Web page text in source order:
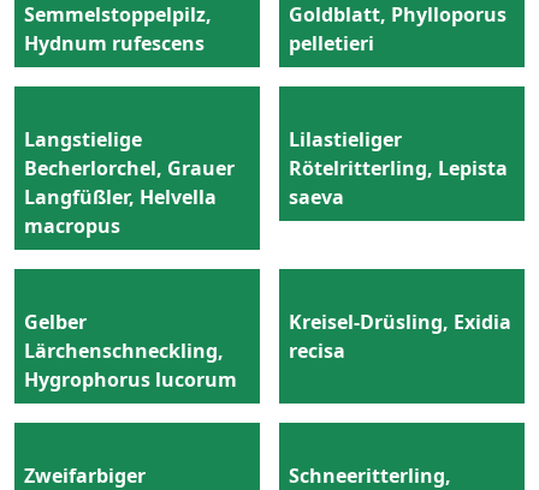
Semmelstoppelpilz,
Hydnum rufescens
Goldblatt, Phylloporus
pelletieri
Langstielige
Becherlorchel, Grauer
Langfüßler, Helvella
macropus
Lilastieliger
Rötelritterling, Lepista
saeva
Gelber
Lärchenschneckling,
Hygrophorus lucorum
Kreisel-Drüsling, Exidia
recisa
Zweifarbiger
Schneeritterling,